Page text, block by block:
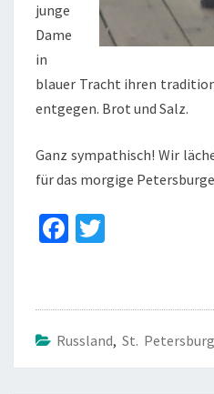
junge
Dame
in
blauer Tracht ihren
entgegen. Brot und Salz.
Ganz sympathisch! Wir
für das morgige
Fa
o
o
k
er
Russland, St.